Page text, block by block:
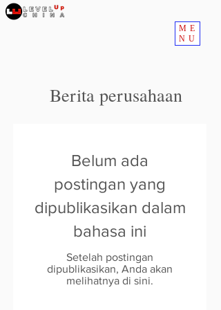
ME
NU
Berita perusahaan
Belum ada
postingan yang
dipublikasikan dalam
bahasa ini
Setelah postingan
dipublikasikan, Anda akan
melihatnya di sini.